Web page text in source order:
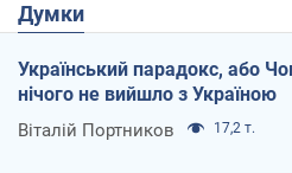
Думки
Український парадокс, або
нічого не вийшло з Україною
Віталій Портников 17,2 т.